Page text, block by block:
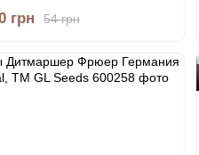
54 грн
грн